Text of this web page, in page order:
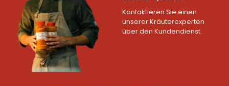
Kontaktieren Sie einen
unserer Kräuterexperten
über den Kundendienst.